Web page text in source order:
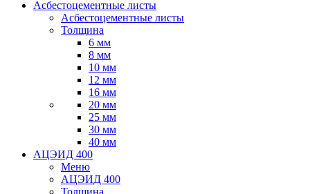
Асбестоцементные листы
Асбестоцементные листы
Толщина
6 мм
8 мм
10 мм
12 мм
16 мм
20 мм
25 мм
30 мм
40 мм
АЦЭИД 400
Меню
АЦЭИД 400
Толщина